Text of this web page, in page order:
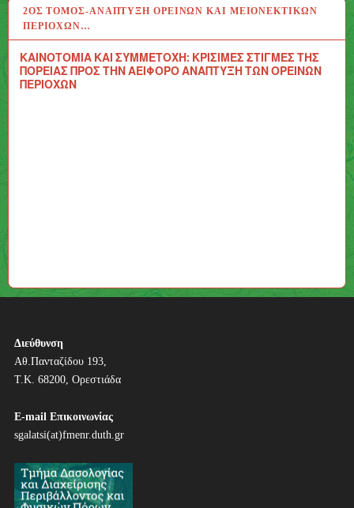
2ΟΣ ΤΌΜΟΣ-ΑΝΆΠΤΥΞΗ ΟΡΕΙΝΏΝ ΚΑΙ ΜΕΙΟΝΕΚΤΙΚΏΝ
ΠΕΡΙΟΧΏΝ…
ΚΑΙΝΟΤΟΜΙΑ ΚΑΙ ΣΥΜΜΕΤΟΧΗ: ΚΡΙΣΙΜΕΣ ΣΤΙΓΜΕΣ ΤΗΣ
ΠΟΡΕΙΑΣ ΠΡΟΣ ΤΗΝ ΑΕΙΦΟΡΟ ΑΝΑΠΤΥΞΗ ΤΩΝ ΟΡΕΙΝΩΝ
ΠΕΡΙΟΧΩΝ
11 ΑΥΓ 2020
Διεύθυνση
Αθ.Πανταζίδου 193,
Τ.Κ. 68200, Ορεστιάδα
E-mail Επικοινωνίας
sgalatsi(at)fmenr.duth.gr